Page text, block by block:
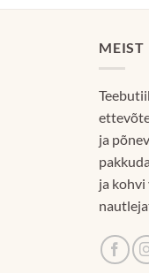
MEIST
ja
ja